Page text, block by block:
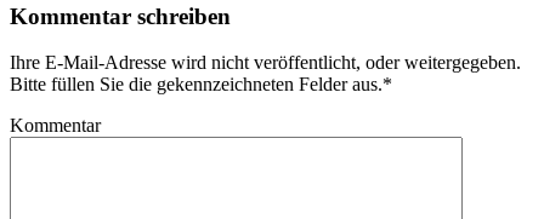
Kommentar schreiben
Ihre E-Mail-Adresse wird nicht veröffentlicht, oder weitergegeben.
Bitte füllen Sie die gekennzeichneten Felder aus.*
Kommentar